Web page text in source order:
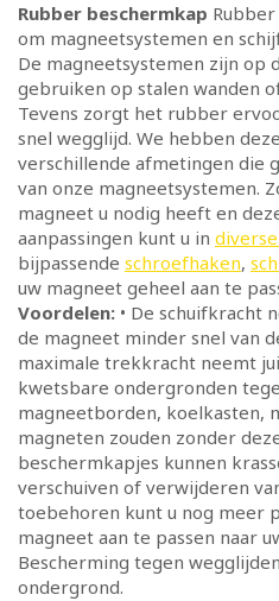
Rubber beschermkap
om magneetsystemen en
De magneetsystemen zijn op
gebruiken op stalen wanden
Tevens zorgt het rubber
snel wegglijd. We hebben
verschillende afmetingen die
van onze magneetsystemen.
magneet u nodig heeft en
aanpassingen kunt u in
bijpassende schroefhaken,
uw magneet geheel aan te
Voordelen: • De schuifkracht
de magneet minder snel van
maximale trekkracht neemt
kwetsbare ondergronden
magneetborden, koelkasten,
magneten zouden zonder
beschermkapjes kunnen
verschuiven of verwijderen
toebehoren kunt u nog meer
magneet aan te passen naar
Bescherming tegen
ondergrond.